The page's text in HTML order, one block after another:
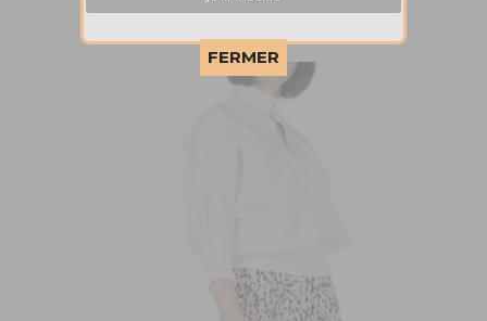
Jupe Faithfull the brand 161€
This popup will close in:
FERMER